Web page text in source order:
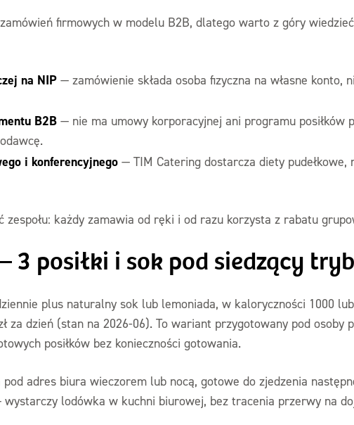
firmowych w modelu B2B, dlatego warto z góry
na NIP — zamówienie składa osoba fizyczna na własne konto,
B2B — nie ma umowy korporacyjnej ani programu posiłków
i konferencyjnego — TIM Catering dostarcza diety pudełkowe,
zespołu: każdy zamawia od ręki i od razu korzysta z rabatu
3 posiłki i sok pod siedzący
plus naturalny sok lub lemoniada, w kaloryczności 1000
za dzień (stan na 2026-06). To wariant przygotowany pod osoby
posiłków bez konieczności gotowania.
pod adres biura wieczorem lub nocą, gotowe do zjedzenia
lodówka w kuchni biurowej, bez tracenia przerwy na